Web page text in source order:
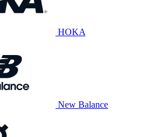
HOKA
New Balance